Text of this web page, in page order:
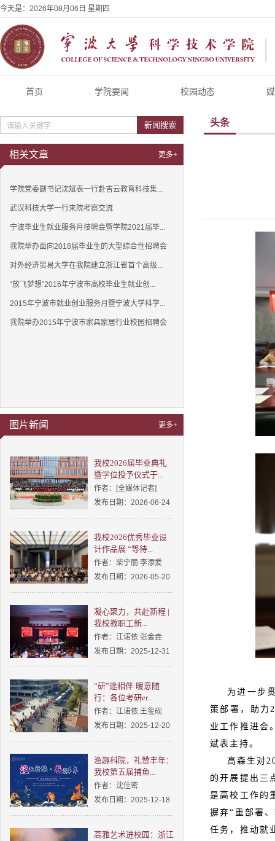
今天是： 2026年08月06日 星期四
首页 学院要闻 校园动态
新闻搜索
相关文章 更多+
学院党委副书记沈斌表一行赴吉云教育科技集...
武汉科技大学一行来院考察交流
宁波毕业生就业服务月技聘会暨学院2021届毕...
我院举办面向2018届毕业生的大型综合性招聘会
对外经济贸易大学在我院建立浙江省首个高级...
“放飞梦想”2016年宁波市高校毕业生就业创...
2015年宁波市就业创业服务月暨宁波大学科学...
我院举办2015年宁波市家具家居行业校园招聘会
图片新闻 更多+
我校2026届毕业典礼
暨学位授予仪式于...
作者：[全媒体记者]
发布日期：2026-06-24
我校2026优秀毕业设
计作品展 “等待...
作者：柴宁丽 李添爱
发布日期：2026-05-20
凝心聚力，共赴新程 |
我校教职工新...
作者：江诺依 张金垚
发布日期：2025-12-31
“研”途相伴·暖意随
行：各位考研er...
作者：江诺依 王玺砚
发布日期：2025-12-20
渔趣科院，礼赞丰年：
我校第五届捕鱼...
作者：沈佳密
发布日期：2025-12-18
高雅艺术进校园：浙江
头条
为进一步
策部署，助力
业工作推进会
斌表主持。
高森生对
的开展提出三
是高校工作的
摒弃“重部署
任务，推动就